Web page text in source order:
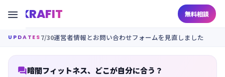
KRAFIT 無料相談

UPDATES 7/30運営者情報とお問い合わせフォームを見直しました
暗闇フィットネス、どこが自分に合う？